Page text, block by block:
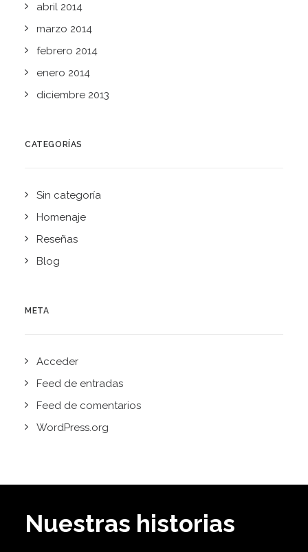
abril 2014
marzo 2014
febrero 2014
enero 2014
diciembre 2013
CATEGORÍAS
Sin categoría
Homenaje
Reseñas
Blog
META
Acceder
Feed de entradas
Feed de comentarios
WordPress.org
Nuestras historias